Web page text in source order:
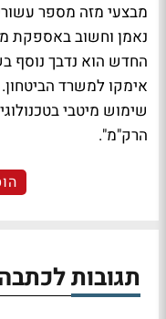
מבצעי מזה מספר
נאמן וחשוב באספקת
החדש הוא נדבך נוסף
אימקו למשרד
שימוש מיטבי
הרק"מ".
תגובות